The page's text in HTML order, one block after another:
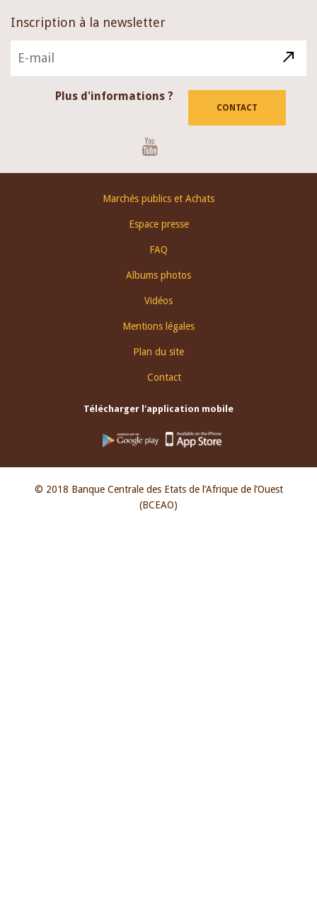
Inscription à la newsletter
Plus d'informations ?
CONTACT
Marchés publics et Achats
Espace presse
FAQ
Albums photos
Vidéos
Mentions légales
Plan du site
Contact
Télécharger l'application mobile
© 2018 Banque Centrale des Etats de l’Afrique de l’Ouest
(BCEAO)